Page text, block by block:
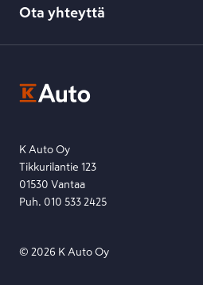
Saavutettavuus
Kesko-konsernin verkkoselailurekisteri
K-Ryhmän evästekäytännöt
Ota yhteyttä
Etsi toimipiste
K Auto Oy
Tikkurilantie 123
01530 Vantaa
Puh. 010 533 2425
© 2026 K Auto Oy